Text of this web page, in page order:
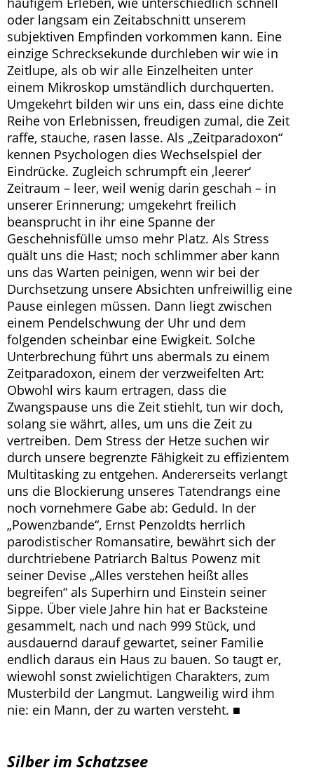
oder langsam ein Zeitabschnitt unserem
subjektiven Empfinden vorkommen kann. Eine
einzige Schrecksekunde durchleben wir wie in
Zeitlupe, als ob wir alle Einzelheiten unter
einem Mikroskop umständlich durchquerten.
Umgekehrt bilden wir uns ein, dass eine dichte
Reihe von Erlebnissen, freudigen zumal, die Zeit
raffe, stauche, rasen lasse. Als „Zeitparadoxon“
kennen Psychologen dies Wechselspiel der
Eindrücke. Zugleich schrumpft ein ‚leerer‘
Zeitraum – leer, weil wenig darin geschah – in
unserer Erinnerung; umgekehrt freilich
beansprucht in ihr eine Spanne der
Geschehnisfülle umso mehr Platz. Als Stress
quält uns die Hast; noch schlimmer aber kann
uns das Warten peinigen, wenn wir bei der
Durchsetzung unsere Absichten unfreiwillig eine
Pause einlegen müssen. Dann liegt zwischen
einem Pendelschwung der Uhr und dem
folgenden scheinbar eine Ewigkeit. Solche
Unterbrechung führt uns abermals zu einem
Zeitparadoxon, einem der verzweifelten Art:
Obwohl wirs kaum ertragen, dass die
Zwangspause uns die Zeit stiehlt, tun wir doch,
solang sie währt, alles, um uns die Zeit zu
vertreiben. Dem Stress der Hetze suchen wir
durch unsere begrenzte Fähigkeit zu effizientem
Multitasking zu entgehen. Andererseits verlangt
uns die Blockierung unseres Tatendrangs eine
noch vornehmere Gabe ab: Geduld. In der
„Powenzbande“, Ernst Penzoldts herrlich
parodistischer Romansatire, bewährt sich der
durchtriebene Patriarch Baltus Powenz mit
seiner Devise „Alles verstehen heißt alles
begreifen“ als Superhirn und Einstein seiner
Sippe. Über viele Jahre hin hat er Backsteine
gesammelt, nach und nach 999 Stück, und
ausdauernd darauf gewartet, seiner Familie
endlich daraus ein Haus zu bauen. So taugt er,
wiewohl sonst zwielichtigen Charakters, zum
Musterbild der Langmut. Langweilig wird ihm
nie: ein Mann, der zu warten versteht. ■
Silber im Schatzsee